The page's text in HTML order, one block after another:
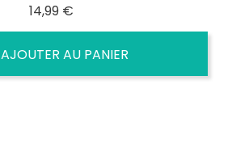
14,99 €Prix
AJOUTER AU PANIER